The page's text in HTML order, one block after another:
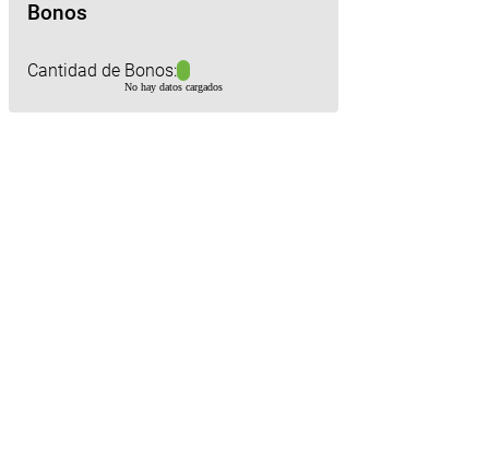
Bonos
Cantidad de Bonos:
No hay datos cargados